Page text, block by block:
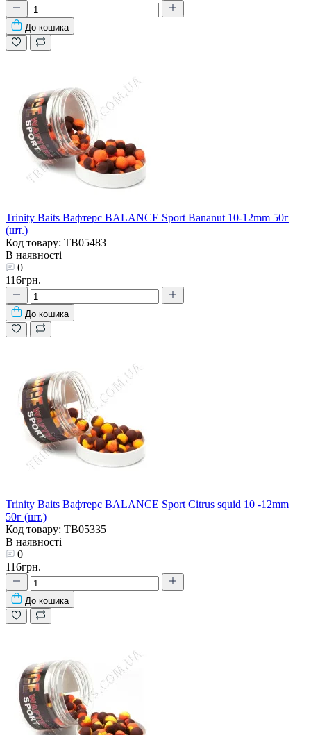
До кошика
Trinity Baits Вафтерс BALANCE Sport Bananut 10-12mm 50г
(шт.)
Код товару: TB05483
В наявності
0
116грн.
До кошика
Trinity Baits Вафтерс BALANCE Sport Citrus squid 10 -12mm
50г (шт.)
Код товару: TB05335
В наявності
0
116грн.
До кошика